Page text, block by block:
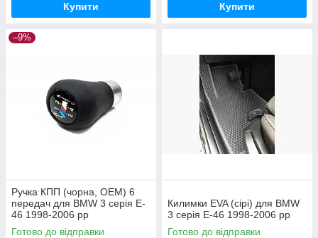
Купити Купити
–9%
Ручка КПП (чорна, ОЕМ) 6
передач для BMW 3 серія E-
46 1998-2006 рр
Готово до відправки
Килимки EVA (сірі) для BMW
3 серія E-46 1998-2006 рр
Готово до відправки